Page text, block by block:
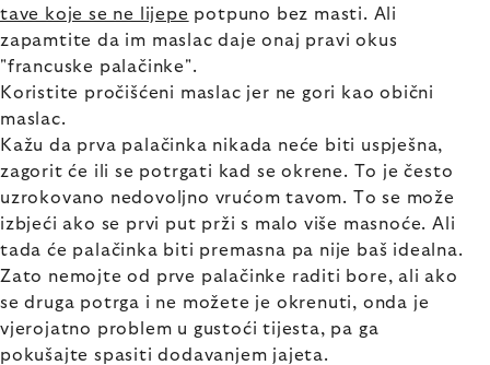
tave koje se ne lijepe potpuno bez masti. Ali
zapamtite da im maslac daje onaj pravi okus
"francuske palačinke".
Koristite pročišćeni maslac jer ne gori kao obični
maslac.
Kažu da prva palačinka nikada neće biti uspješna,
zagorit će ili se potrgati kad se okrene. To je često
uzrokovano nedovoljno vrućom tavom. To se može
izbjeći ako se prvi put prži s malo više masnoće. Ali
tada će palačinka biti premasna pa nije baš idealna.
Zato nemojte od prve palačinke raditi bore, ali ako
se druga potrga i ne možete je okrenuti, onda je
vjerojatno problem u gustoći tijesta, pa ga
pokušajte spasiti dodavanjem jajeta.